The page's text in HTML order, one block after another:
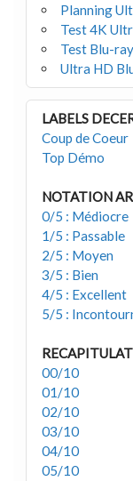
Planning
Test 4K
Test Blu-ray
Ultra HD
LABELS
Coup de Coeur
Top Démo
NOTATION
0/5 : Médiocre
1/5 : Passable
2/5 : Moyen
3/5 : Bien
4/5 : Excellent
5/5 :
00/10
01/10
02/10
03/10
04/10
05/10